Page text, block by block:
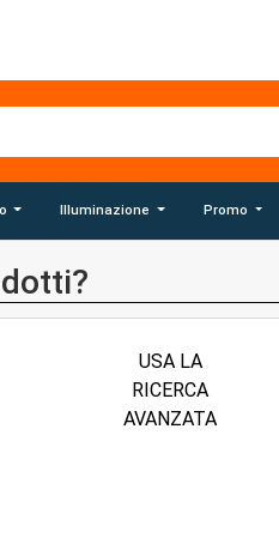
Illuminazione Promo
USA LA
RICERCA
AVANZATA